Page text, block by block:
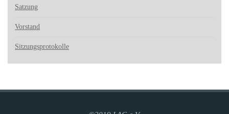
Satzung
Vorstand
Sitzungsprotokolle